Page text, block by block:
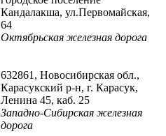
Кандалакша, ул.Первомайская,
64
Октябрьская железная дорога
632861, Новосибирская обл.,
Карасукский р-н, г. Карасук,
Ленина 45, каб. 25
Западно-Сибирская железная
дорога